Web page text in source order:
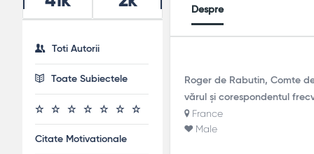
Despre
Roger de Rabutin, Comte
vărul și corespondentul
France
Male
Toti Autorii
Toate Subiectele
Citate Motivationale